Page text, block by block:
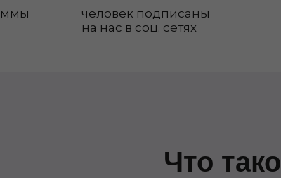
человек подписаны
на нас в соц. сетях
Что